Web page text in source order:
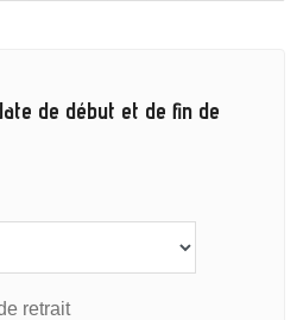
de début et de fin de
retrait